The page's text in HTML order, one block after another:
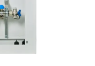
monteres etter